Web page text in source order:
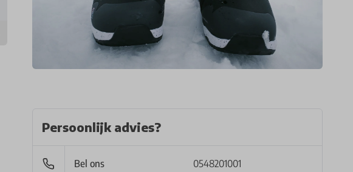
Persoonlijk advies?
Bel ons 0548201001